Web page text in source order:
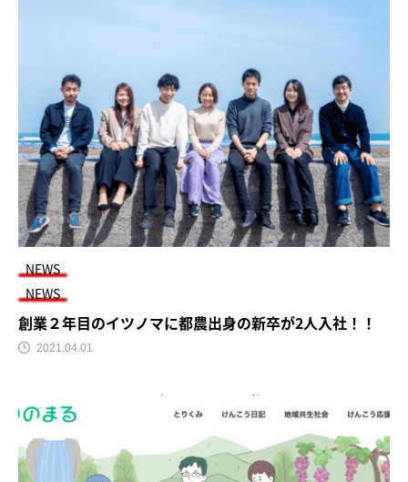
NEWS
NEWS
創業２年目のイツノマに都農出身の新卒が2人入社！！
2021.04.01